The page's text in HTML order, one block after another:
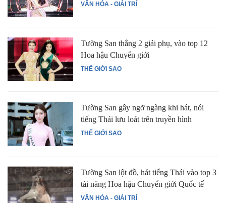
VĂN HÓA - GIẢI TRÍ
THẾ GIỚI SAO
Tường San thắng 2 giải phụ, vào top 12
Hoa hậu Chuyển giới
THẾ GIỚI SAO
Tường San gây ngỡ ngàng khi hát, nói
tiếng Thái lưu loát trên truyền hình
VĂN HÓA - GIẢI TRÍ
Tường San lột đồ, hát tiếng Thái vào top 3
tài năng Hoa hậu Chuyển giới Quốc tế